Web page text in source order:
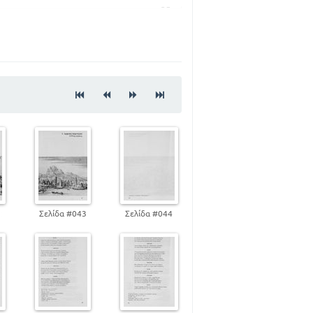
35
52
ΤΗΣ ΙΛΙΑΔΟΣ
89
93
100
Σελίδα #043 Σελίδα #044